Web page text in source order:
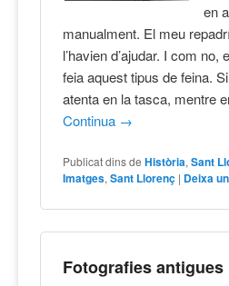
en
manualment. El meu
l’havien d’ajudar. I com
feia aquest tipus de feina.
atenta en la tasca, mentre
Continua →
Publicat dins de Història,Sant
Imatges,Sant Llorenç | Deixa
Fotografies antigues